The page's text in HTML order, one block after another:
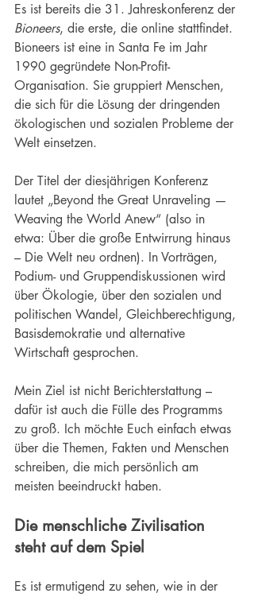
Es ist bereits die 31. Jahreskonferenz der
Bioneers, die erste, die online stattfindet.
Bioneers ist eine in Santa Fe im Jahr
1990 gegründete Non-Profit-
Organisation. Sie gruppiert Menschen,
die sich für die Lösung der dringenden
ökologischen und sozialen Probleme der
Welt einsetzen.
Der Titel der diesjährigen Konferenz
lautet „Beyond the Great Unraveling —
Weaving the World Anew“ (also in
etwa: Über die große Entwirrung hinaus
– Die Welt neu ordnen). In Vorträgen,
Podium- und Gruppendiskussionen wird
über Ökologie, über den sozialen und
politischen Wandel, Gleichberechtigung,
Basisdemokratie und alternative
Wirtschaft gesprochen.
Mein Ziel ist nicht Berichterstattung –
dafür ist auch die Fülle des Programms
zu groß. Ich möchte Euch einfach etwas
über die Themen, Fakten und Menschen
schreiben, die mich persönlich am
meisten beeindruckt haben.
Die menschliche Zivilisation
steht auf dem Spiel
Es ist ermutigend zu sehen, wie in der